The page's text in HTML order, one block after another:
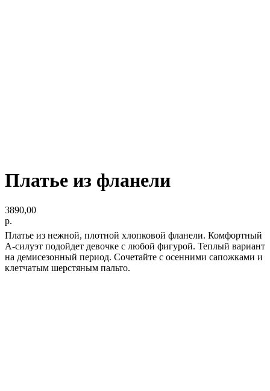
Платье из фланели
3890,00
р.
Платье из нежной, плотной хлопковой фланели. Комфортный
А-силуэт подойдет девочке с любой фигурой. Теплый вариант
на демисезонный период. Сочетайте с осенними сапожками и
клетчатым шерстяным пальто.